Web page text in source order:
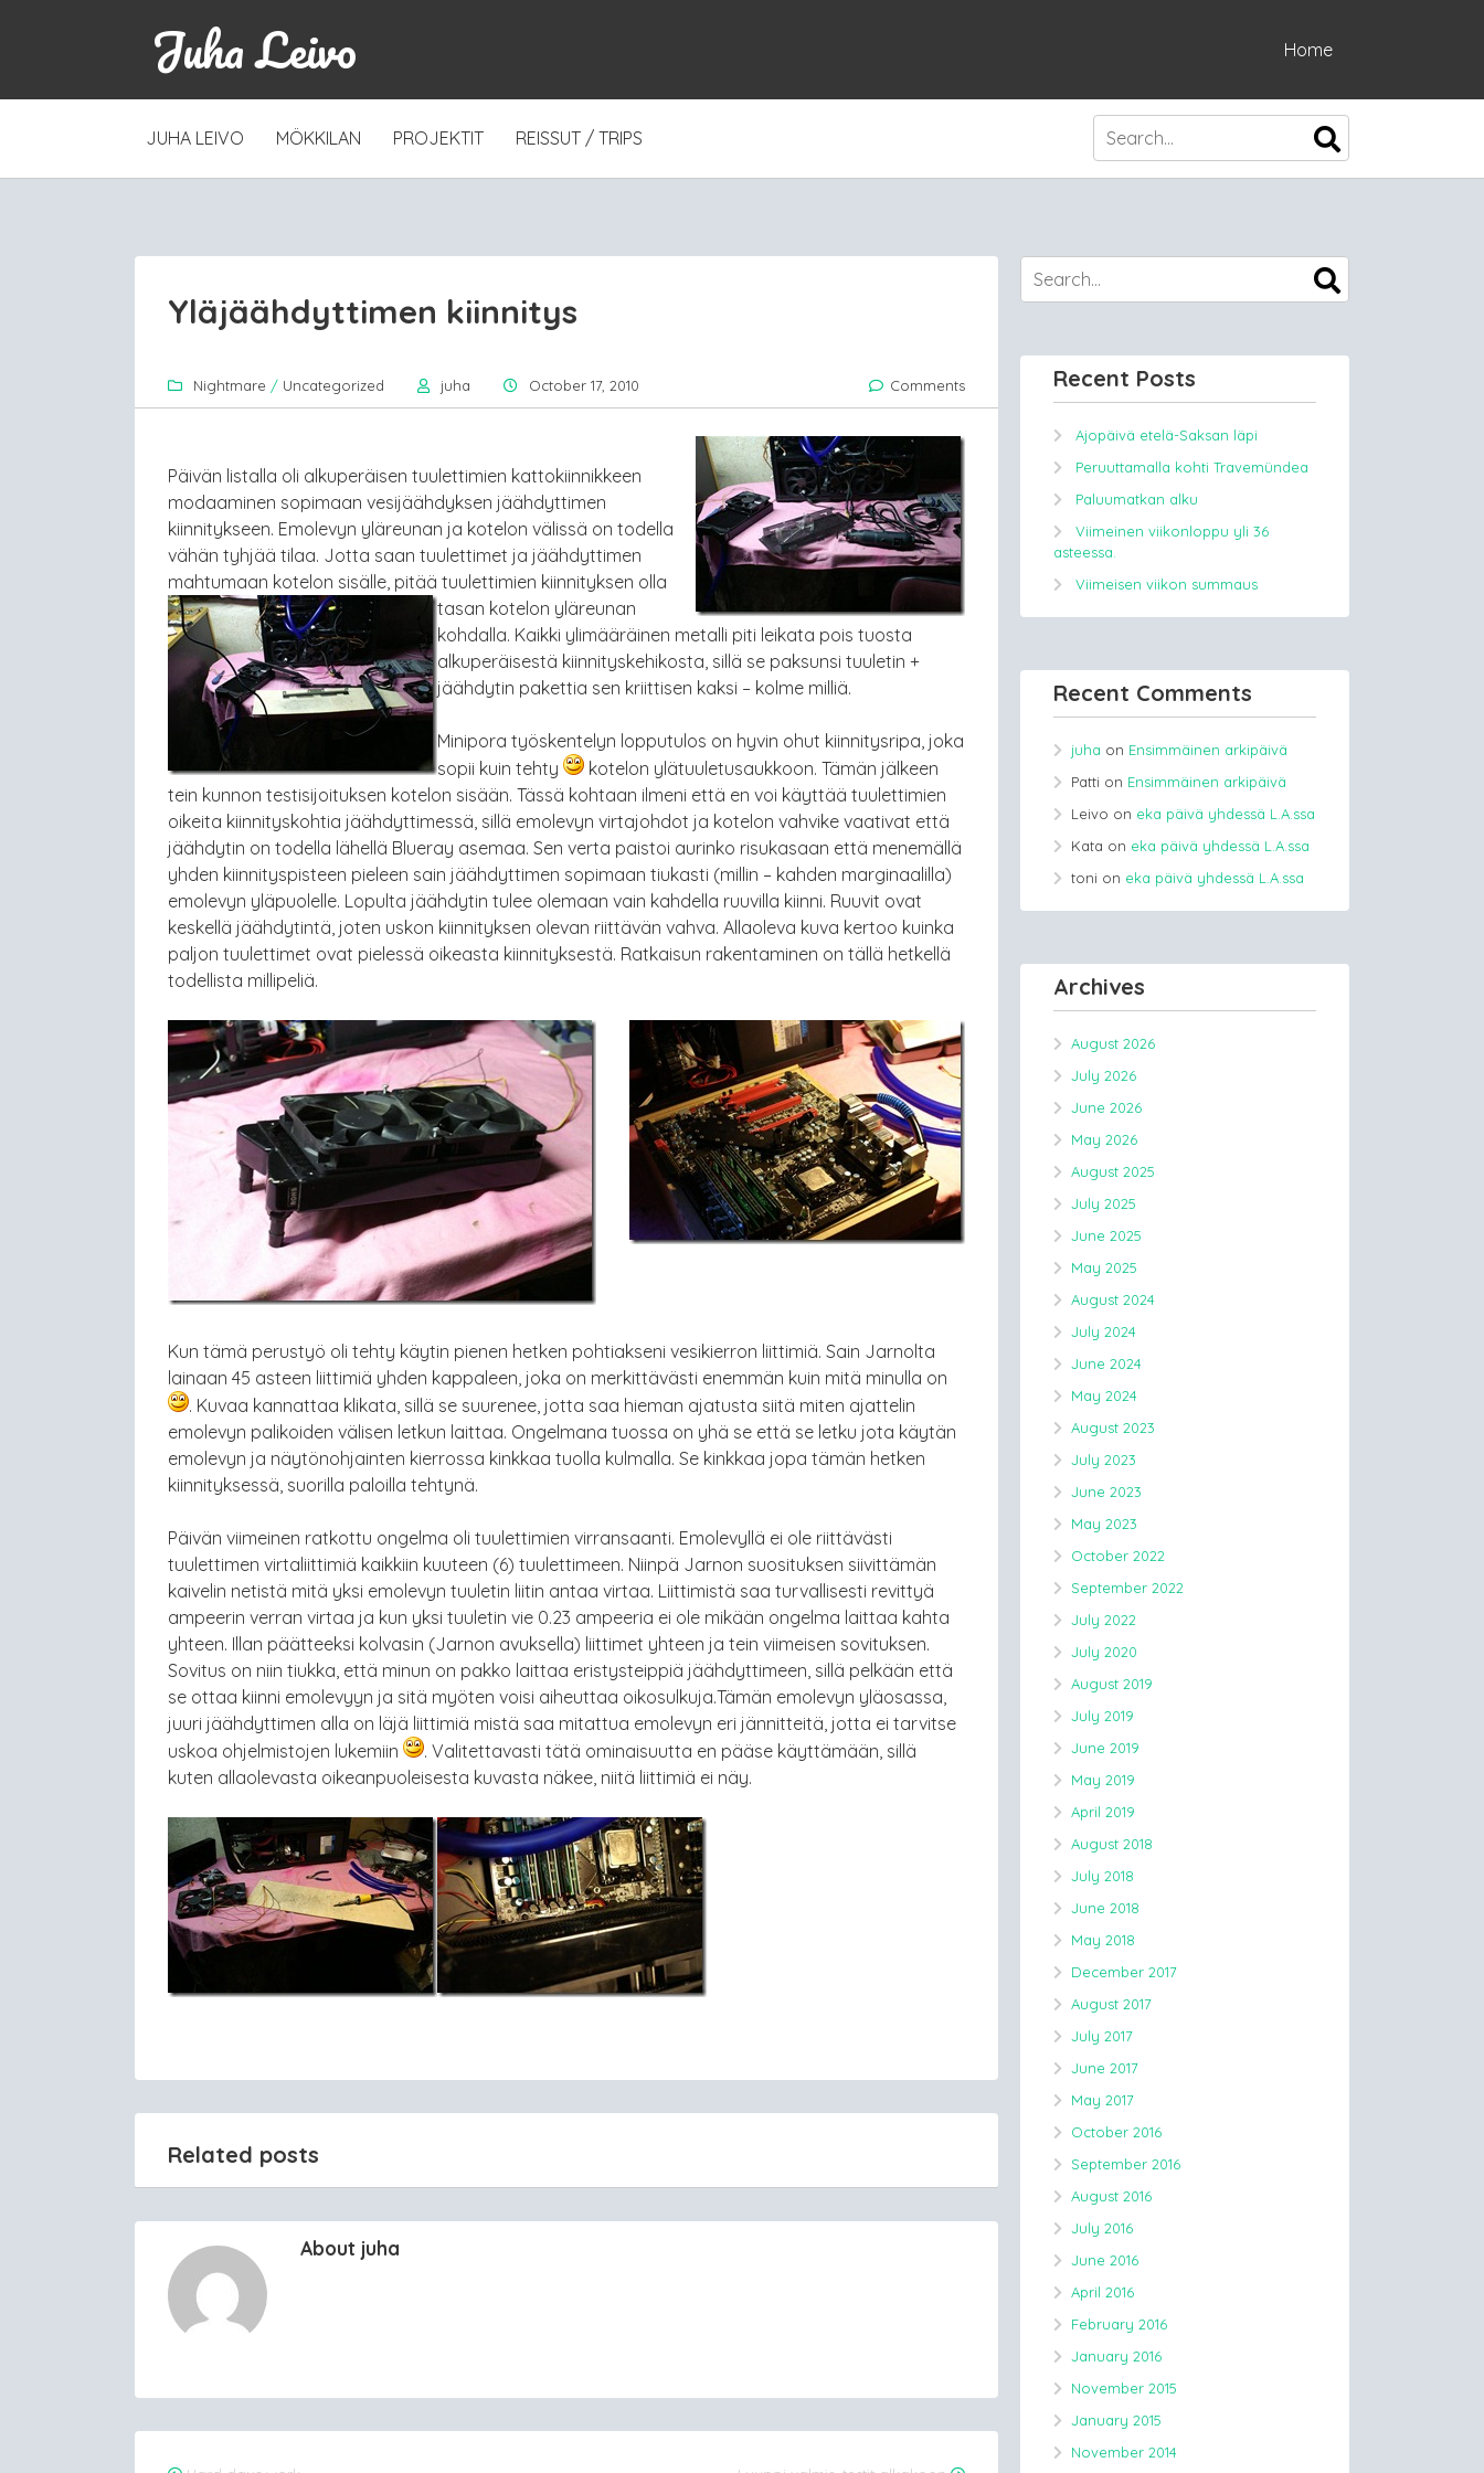
Juha Leivo Home
SKIP
CONTENT
JUHA LEIVO MÖKKILAN PROJEKTIT REISSUT / TRIPS
Yläjäähdyttimen kiinnitys
Nightmare / Uncategorized juha October 17, 2010 Comments
Päivän listalla oli alkuperäisen tuulettimien kattokiinnikkeen
modaaminen sopimaan vesijäähdyksen jäähdyttimen
kiinnitykseen. Emolevyn yläreunan ja kotelon välissä on todella
vähän tyhjää tilaa. Jotta saan tuulettimet ja jäähdyttimen
mahtumaan kotelon sisälle, pitää tuulettimien kiinnityksen olla
tasan kotelon yläreunan
kohdalla. Kaikki ylimääräinen metalli piti leikata pois tuosta
alkuperäisestä kiinnityskehikosta, sillä se paksunsi tuuletin +
jäähdytin pakettia sen kriittisen kaksi – kolme milliä.
Minipora työskentelyn lopputulos on hyvin ohut kiinnitysripa, joka
sopii kuin tehty
kotelon ylätuuletusaukkoon. Tämän jälkeen
tein kunnon testisijoituksen kotelon sisään. Tässä kohtaan ilmeni että en voi käyttää tuulettimien
oikeita kiinnityskohtia jäähdyttimessä, sillä emolevyn virtajohdot ja kotelon vahvike vaativat että
jäähdytin on todella lähellä Blueray asemaa. Sen verta paistoi aurinko risukasaan että menemällä
yhden kiinnityspisteen pieleen sain jäähdyttimen sopimaan tiukasti (millin – kahden marginaalilla)
emolevyn yläpuolelle. Lopulta jäähdytin tulee olemaan vain kahdella ruuvilla kiinni. Ruuvit ovat
keskellä jäähdytintä, joten uskon kiinnityksen olevan riittävän vahva. Allaoleva kuva kertoo kuinka
paljon tuulettimet ovat pielessä oikeasta kiinnityksestä. Ratkaisun rakentaminen on tällä hetkellä
todellista millipeliä.
Kun tämä perustyö oli tehty käytin pienen hetken pohtiakseni vesikierron liittimiä. Sain Jarnolta
lainaan 45 asteen liittimiä yhden kappaleen, joka on merkittävästi enemmän kuin mitä minulla on
. Kuvaa kannattaa klikata, sillä se suurenee, jotta saa hieman ajatusta siitä miten ajattelin
emolevyn palikoiden välisen letkun laittaa. Ongelmana tuossa on yhä se että se letku jota käytän
emolevyn ja näytönohjainten kierrossa kinkkaa tuolla kulmalla. Se kinkkaa jopa tämän hetken
kiinnityksessä, suorilla paloilla tehtynä.
Päivän viimeinen ratkottu ongelma oli tuulettimien virransaanti. Emolevyllä ei ole riittävästi
tuulettimen virtaliittimiä kaikkiin kuuteen (6) tuulettimeen. Niinpä Jarnon suosituksen siivittämän
kaivelin netistä mitä yksi emolevyn tuuletin liitin antaa virtaa. Liittimistä saa turvallisesti revittyä
ampeerin verran virtaa ja kun yksi tuuletin vie 0.23 ampeeria ei ole mikään ongelma laittaa kahta
yhteen. Illan päätteeksi kolvasin (Jarnon avuksella) liittimet yhteen ja tein viimeisen sovituksen.
Sovitus on niin tiukka, että minun on pakko laittaa eristysteippiä jäähdyttimeen, sillä pelkään että
se ottaa kiinni emolevyyn ja sitä myöten voisi aiheuttaa oikosulkuja.Tämän emolevyn yläosassa,
juuri jäähdyttimen alla on läjä liittimiä mistä saa mitattua emolevyn eri jännitteitä, jotta ei tarvitse
uskoa ohjelmistojen lukemiin
. Valitettavasti tätä ominaisuutta en pääse käyttämään, sillä
kuten allaolevasta oikeanpuoleisesta kuvasta näkee, niitä liittimiä ei näy.
Related posts
About juha
Recent Posts
Ajopäivä etelä-Saksan läpi
Peruuttamalla kohti Travemündea
Paluumatkan alku
Viimeinen viikonloppu yli 36
asteessa.
Viimeisen viikon summaus
Recent Comments
juha on Ensimmäinen arkipäivä
Patti on Ensimmäinen arkipäivä
Leivo on eka päivä yhdessä L.A.ssa
Kata on eka päivä yhdessä L.A.ssa
toni on eka päivä yhdessä L.A.ssa
Archives
August 2026
July 2026
June 2026
May 2026
August 2025
July 2025
June 2025
May 2025
August 2024
July 2024
June 2024
May 2024
August 2023
July 2023
June 2023
May 2023
October 2022
September 2022
July 2022
July 2020
August 2019
July 2019
June 2019
May 2019
April 2019
August 2018
July 2018
June 2018
May 2018
December 2017
August 2017
July 2017
June 2017
May 2017
October 2016
September 2016
August 2016
July 2016
June 2016
April 2016
February 2016
January 2016
November 2015
January 2015
November 2014